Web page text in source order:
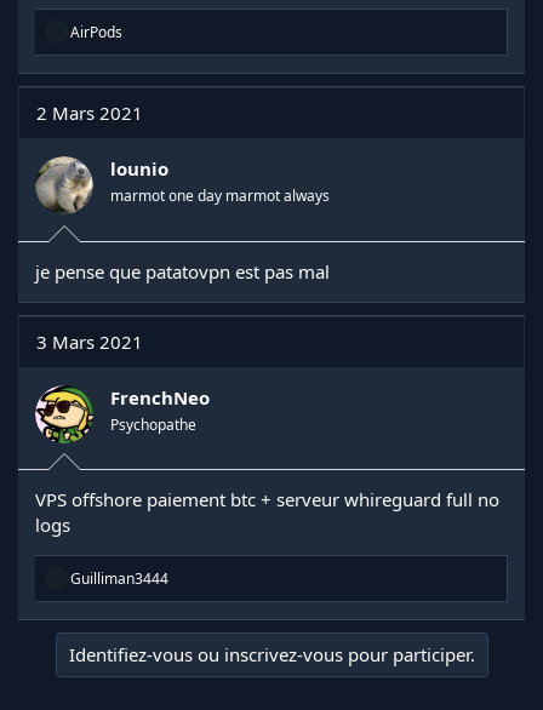
fiable et de qualité au meme prix ...
->https://nordvpn.org/gca
R
a
c
t
i
n
s
:
AirPods
2 Mars 2021
lounio
marmot one day marmot always
je pense que patatovpn est pas mal
3 Mars 2021
FrenchNeo
Psychopathe
VPS offshore paiement btc + serveur whireguard full no
logs
R
a
c
t
i
Guilliman3444
Identifiez-vous ou inscrivez-vous pour participer.